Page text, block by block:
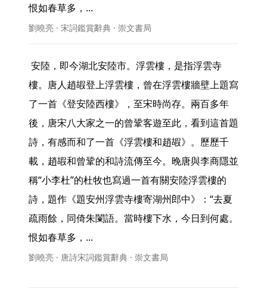
恨如春草多，...
劉曉亮 · 宋詞鑑賞辭典 · 崇文書局
樓。唐人趙嘏登上浮雲樓，曾在浮雲樓牆壁上題寫
了一首《登安陸西樓》，至宋時尚存。兩百多年
後，唐宋八大家之一的曾鞏客遊至此，看到這首題
詩，有感而和了一首《浮雲樓和趙嘏》。歷歷千
載，趙嘏和曾鞏的和詩流傳至今。晚唐與李商隱並
稱“小李杜”的杜牧也寫過一首有關安陸浮雲樓的
詩，題作《題安州浮雲寺樓寄湖州郎中》：“去夏
疏雨餘，同倚朱闌語。當時樓下水，今日到何處。
恨如春草多，...
劉曉亮 · 唐詩宋詞鑑賞辭典 · 崇文書局